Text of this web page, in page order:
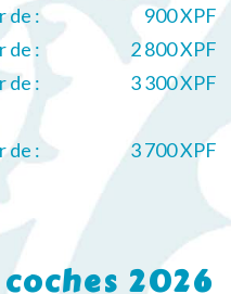
de : 900 XPF
de : 2 800 XPF
de : 3 300 XPF
de : 3 700 XPF
2026